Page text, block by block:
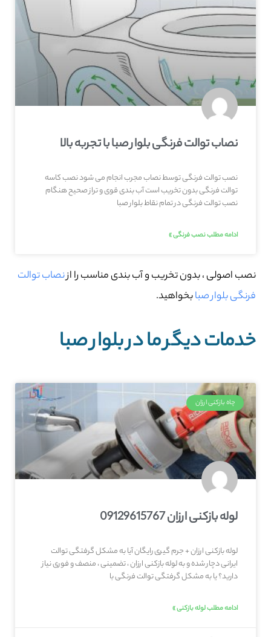
نصاب توالت فرنگی بلوار صبا با تجربه بالا
نصب توالت فرنگی توسط نصاب مجرب انجام می شود نصب کاسه
توالت فرنگی بدون تخریب است آب بندی قوی و تراز صحیح هنگام
نصب توالت فرنگی در تمام نقاط بلوار صبا
ادامه مطلب نصب فرنگی »
نصب اصولی ، بدون تخریب و آب بندی مناسب را ازنصاب توالت
فرنگی بلوار صبابخواهید.
خدمات دیگر ما در بلوار صبا
چاه بازکنی ارزان
لوله بازکنی ارزان 09129615767
لوله بازکنی ارزان + جرم گیری رایگان آیا به مشکل گرفتگی توالت
ایرانی دچار شده و به لوله بازکنی ارزان ، تضمینی ، منصف و فوری نیاز
دارید؟ یا به مشکل گرفتگی توالت فرنگی با
ادامه مطلب لوله بازکنی »